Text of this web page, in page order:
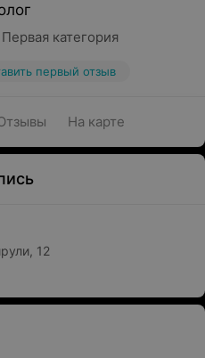
категория
первый отзыв
На карте
12